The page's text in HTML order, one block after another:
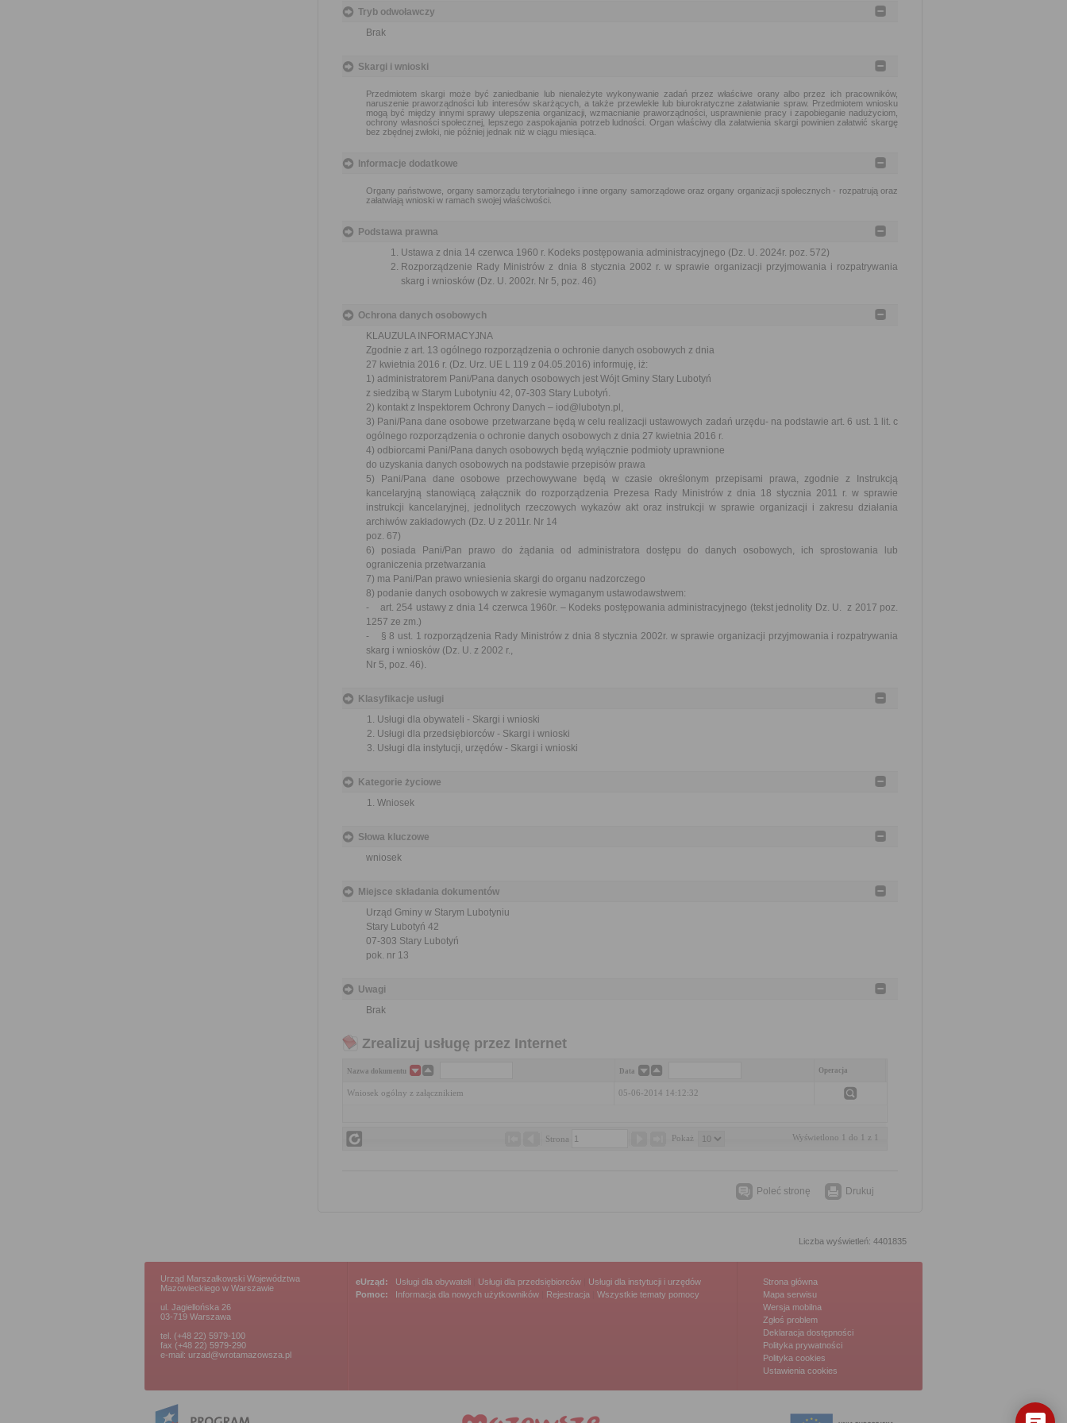
Tryb odwoławczy
Brak
Skargi i wnioski
Przedmiotem skargi może być zaniedbanie lub nienależyte wykonywanie zadań przez właściwe orany albo przez ich pracowników,
naruszenie praworządności lub interesów skarżących, a także przewlekłe lub biurokratyczne załatwianie spraw. Przedmiotem wniosku
mogą być między innymi sprawy ulepszenia organizacji, wzmacnianie praworządności, usprawnienie pracy i zapobieganie nadużyciom,
ochrony własności społecznej, lepszego zaspokajania potrzeb ludności. Organ właściwy dla załatwienia skargi powinien załatwić skargę
bez zbędnej zwłoki, nie później jednak niż w ciągu miesiąca.
Informacje dodatkowe
Organy państwowe, organy samorządu terytorialnego i inne organy samorządowe oraz organy organizacji społecznych - rozpatrują oraz
załatwiają wnioski w ramach swojej właściwości.
Podstawa prawna
Ustawa z dnia 14 czerwca 1960 r. Kodeks postępowania administracyjnego (Dz. U. 2024r. poz. 572)
Rozporządzenie Rady Ministrów z dnia 8 stycznia 2002 r. w sprawie organizacji przyjmowania i rozpatrywania
skarg i wniosków (Dz. U. 2002r. Nr 5, poz. 46)
Ochrona danych osobowych
KLAUZULA INFORMACYJNA
Zgodnie z art. 13 ogólnego rozporządzenia o ochronie danych osobowych z dnia
27 kwietnia 2016 r. (Dz. Urz. UE L 119 z 04.05.2016) informuję, iż:
1) administratorem Pani/Pana danych osobowych jest Wójt Gminy Stary Lubotyń
z siedzibą w Starym Lubotyniu 42, 07-303 Stary Lubotyń.
2) kontakt z Inspektorem Ochrony Danych – iod@lubotyn.pl,
3) Pani/Pana dane osobowe przetwarzane będą w celu realizacji ustawowych zadań urzędu- na podstawie art. 6 ust. 1 lit. c
ogólnego rozporządzenia o ochronie danych osobowych z dnia 27 kwietnia 2016 r.
4) odbiorcami Pani/Pana danych osobowych będą wyłącznie podmioty uprawnione
do uzyskania danych osobowych na podstawie przepisów prawa
5) Pani/Pana dane osobowe przechowywane będą w czasie określonym przepisami prawa, zgodnie z Instrukcją
kancelaryjną stanowiącą załącznik do rozporządzenia Prezesa Rady Ministrów z dnia 18 stycznia 2011 r. w sprawie
instrukcji kancelaryjnej, jednolitych rzeczowych wykazów akt oraz instrukcji w sprawie organizacji i zakresu działania
archiwów zakładowych (Dz. U z 2011r. Nr 14
poz. 67)
6) posiada Pani/Pan prawo do żądania od administratora dostępu do danych osobowych, ich sprostowania lub
ograniczenia przetwarzania
7) ma Pani/Pan prawo wniesienia skargi do organu nadzorczego
8) podanie danych osobowych w zakresie wymaganym ustawodawstwem:
- art. 254 ustawy z dnia 14 czerwca 1960r. – Kodeks postępowania administracyjnego (tekst jednolity Dz. U. z 2017 poz.
1257 ze zm.)
- § 8 ust. 1 rozporządzenia Rady Ministrów z dnia 8 stycznia 2002r. w sprawie organizacji przyjmowania i rozpatrywania
skarg i wniosków (Dz. U. z 2002 r.,
Nr 5, poz. 46).
Klasyfikacje usługi
Usługi dla obywateli - Skargi i wnioski
Usługi dla przedsiębiorców - Skargi i wnioski
Usługi dla instytucji, urzędów - Skargi i wnioski
Kategorie życiowe
Wniosek
Słowa kluczowe
wniosek
Miejsce składania dokumentów
Urząd Gminy w Starym Lubotyniu
Stary Lubotyń 42
07-303 Stary Lubotyń
pok. nr 13
Uwagi
Brak
Zrealizuj usługę przez Internet
Nazwa dokumentu Data Operacja
Wniosek ogólny z załącznikiem 05-06-2014 14:12:32
Strona Pokaż Wyświetlono 1 do 1 z 1
Poleć stronę Drukuj
Liczba wyświetleń: 4401835
Urząd Marszałkowski Województwa
Mazowieckiego w Warszawie
ul. Jagiellońska 26
03-719 Warszawa
tel. (+48 22) 5979-100
fax (+48 22) 5979-290
e-mail: urzad@wrotamazowsza.pl
eUrząd: Usługi dla obywateli Usługi dla przedsiębiorców
Usługi dla instytucji i urzędów
Pomoc:
Informacja dla nowych użytkowników Rejestracja |Wszystkie tematy pomocy
Strona główna
Mapa serwisu
Wersja mobilna
Zgłoś problem
Deklaracja dostępności
Polityka prywatności
Polityka cookies
Ustawienia cookies